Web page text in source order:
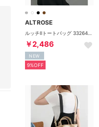
ALTROSE
￥2,486
NEW
9%OFF